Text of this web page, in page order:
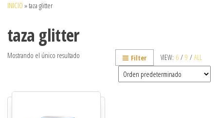
INICIO »taza glitter
taza glitter
VIEW: 6 / 9 / ALL
Filter
Mostrando el único resultado